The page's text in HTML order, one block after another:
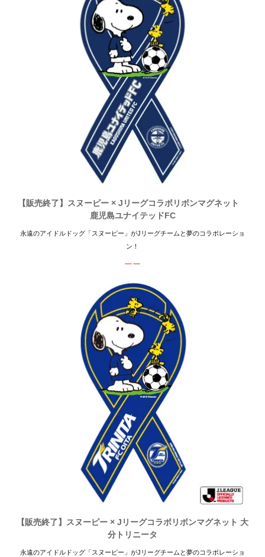
【販売終了】スヌーピー × Jリーグコラボリボンマグネット
鹿児島ユナイテッドFC
永遠のアイドルドッグ「スヌーピー」がJリーグチームと夢のコラボレーショ
ン！
ーー
【販売終了】スヌーピー × Jリーグコラボリボンマグネット 大
分トリニータ
永遠のアイドルドッグ「スヌーピー」がJリーグチームと夢のコラボレーショ